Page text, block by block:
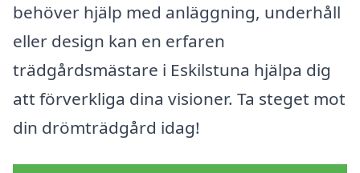
behöver hjälp med anläggning, underhåll
eller design kan en erfaren
trädgårdsmästare i Eskilstuna hjälpa dig
att förverkliga dina visioner. Ta steget mot
din drömträdgård idag!